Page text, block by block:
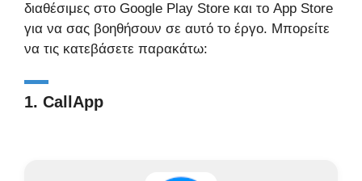
διαθέσιμες στο Google Play Store και το App Store
για να σας βοηθήσουν σε αυτό το έργο. Μπορείτε
να τις κατεβάσετε παρακάτω:
1. CallApp